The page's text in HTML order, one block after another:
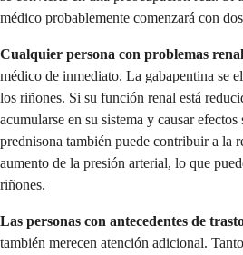
médico probablemente comenzará con
Cualquier persona con problemas
médico de inmediato. La gabapentina se
los riñones. Si su función renal está
acumularse en su sistema y causar
prednisona también puede contribuir a la
aumento de la presión arterial, lo que
riñones.
Las personas con antecedentes de
también merecen atención adicional.